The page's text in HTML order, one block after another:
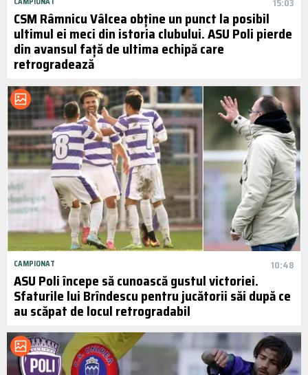
15:03
CSM Râmnicu Vâlcea obține un punct la posibil
ultimul ei meci din istoria clubului. ASU Poli pierde
din avansul față de ultima echipă care
retrogradează
CAMPIONAT 10:48
ASU Poli începe să cunoască gustul victoriei.
Sfaturile lui Brîndescu pentru jucătorii săi după ce
au scăpat de locul retrogradabil